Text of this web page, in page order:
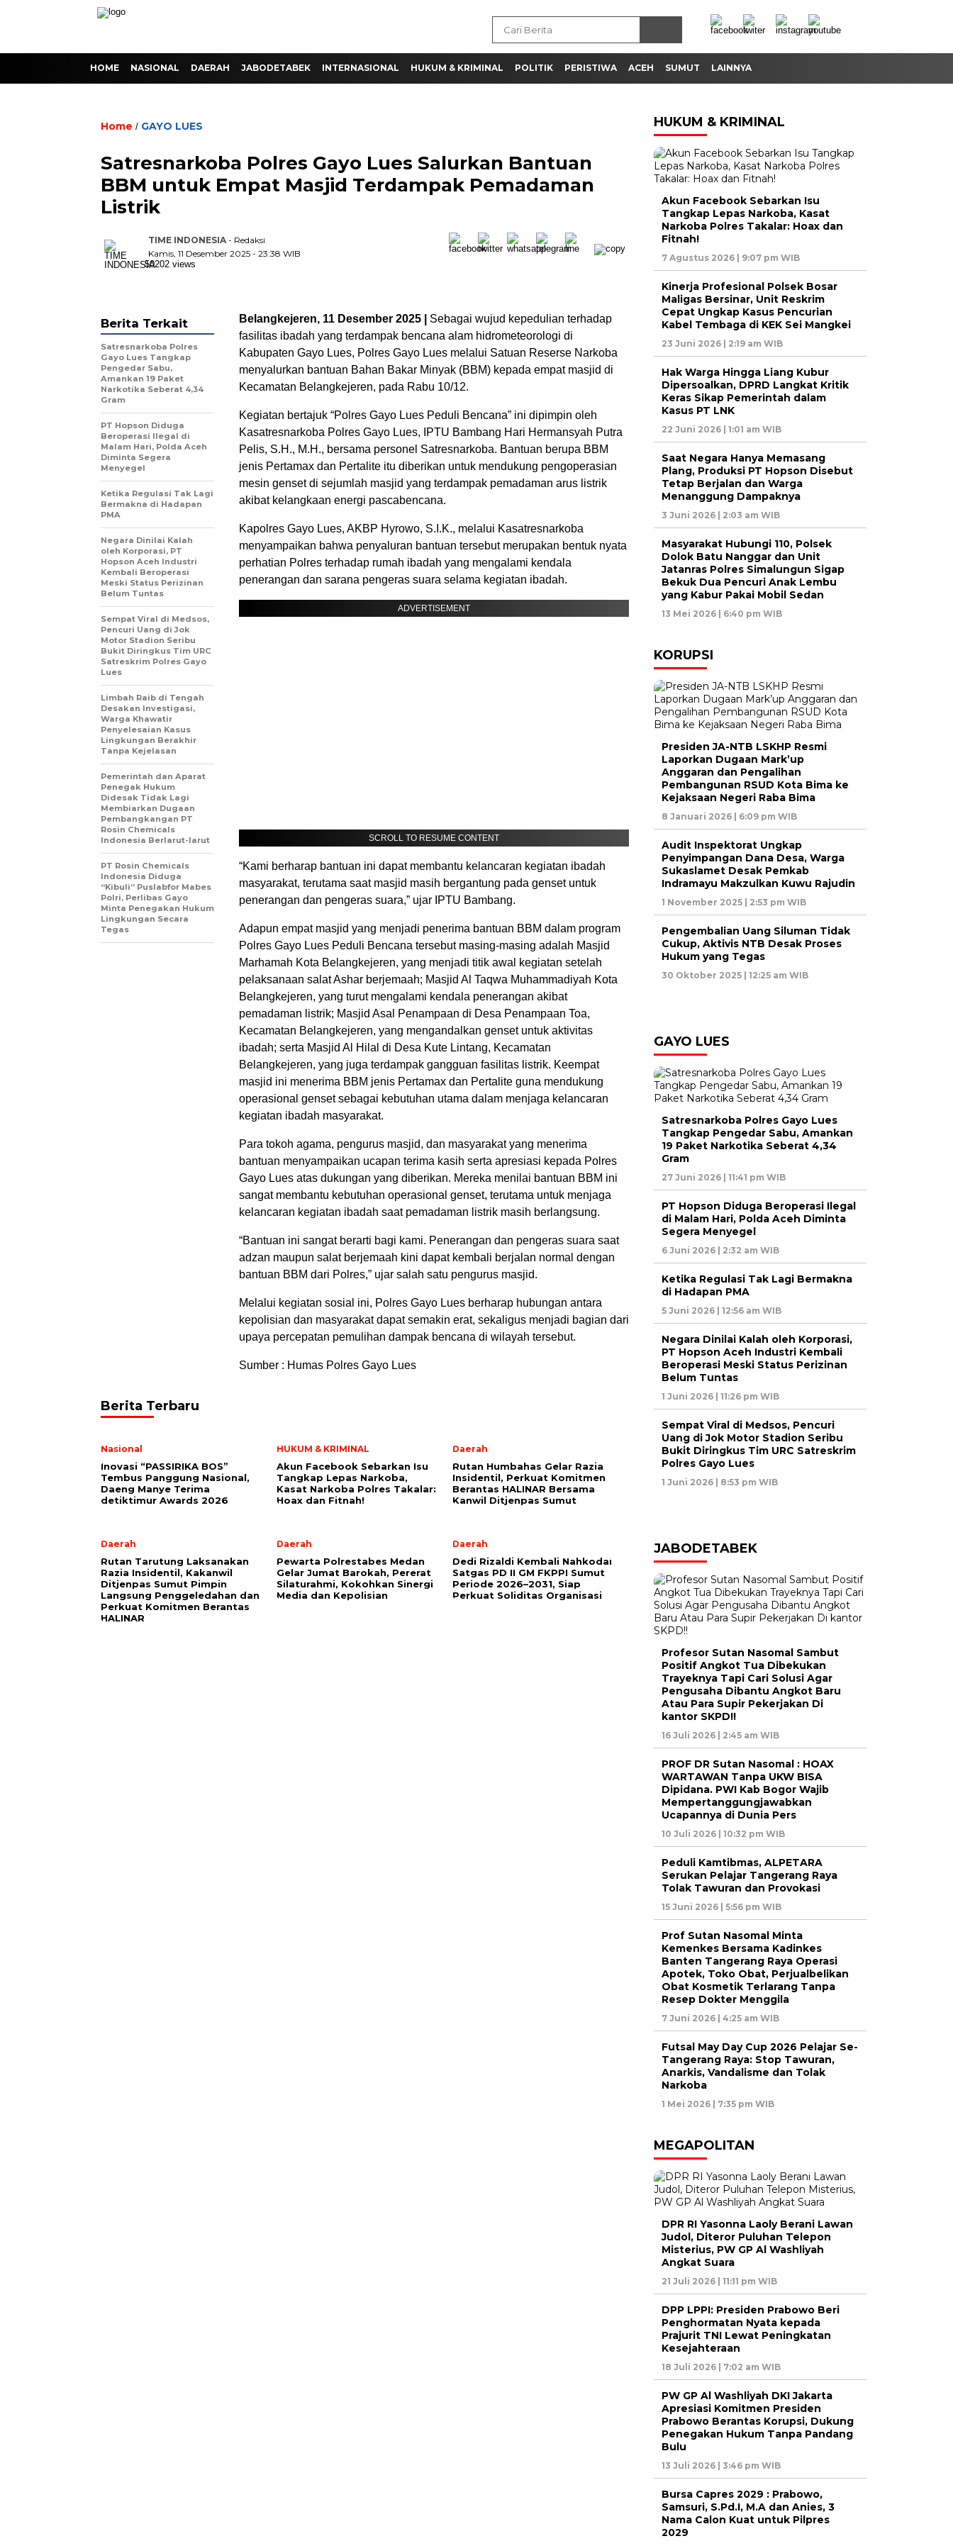
HOME NASIONAL DAERAH JABODETABEK INTERNASIONAL HUKUM & KRIMINAL POLITIK PERISTIWA ACEH SUMUT LAINNYA
Home / GAYO LUES
Satresnarkoba Polres Gayo Lues Salurkan Bantuan
BBM untuk Empat Masjid Terdampak Pemadaman
Listrik
TIME INDONESIA - Redaksi
Kamis, 11 Desember 2025 - 23:38 WIB
50202 views
Belangkejeren, 11 Desember 2025 | Sebagai wujud kepedulian terhadap
fasilitas ibadah yang terdampak bencana alam hidrometeorologi di
Kabupaten Gayo Lues, Polres Gayo Lues melalui Satuan Reserse Narkoba
menyalurkan bantuan Bahan Bakar Minyak (BBM) kepada empat masjid di
Kecamatan Belangkejeren, pada Rabu 10/12.
Kegiatan bertajuk “Polres Gayo Lues Peduli Bencana” ini dipimpin oleh
Kasatresnarkoba Polres Gayo Lues, IPTU Bambang Hari Hermansyah Putra
Pelis, S.H., M.H., bersama personel Satresnarkoba. Bantuan berupa BBM
jenis Pertamax dan Pertalite itu diberikan untuk mendukung pengoperasian
mesin genset di sejumlah masjid yang terdampak pemadaman arus listrik
akibat kelangkaan energi pascabencana.
Kapolres Gayo Lues, AKBP Hyrowo, S.I.K., melalui Kasatresnarkoba
menyampaikan bahwa penyaluran bantuan tersebut merupakan bentuk nyata
perhatian Polres terhadap rumah ibadah yang mengalami kendala
penerangan dan sarana pengeras suara selama kegiatan ibadah.
ADVERTISEMENT
SCROLL TO RESUME CONTENT
“Kami berharap bantuan ini dapat membantu kelancaran kegiatan ibadah
masyarakat, terutama saat masjid masih bergantung pada genset untuk
penerangan dan pengeras suara,” ujar IPTU Bambang.
Adapun empat masjid yang menjadi penerima bantuan BBM dalam program
Polres Gayo Lues Peduli Bencana tersebut masing-masing adalah Masjid
Marhamah Kota Belangkejeren, yang menjadi titik awal kegiatan setelah
pelaksanaan salat Ashar berjemaah; Masjid Al Taqwa Muhammadiyah Kota
Belangkejeren, yang turut mengalami kendala penerangan akibat
pemadaman listrik; Masjid Asal Penampaan di Desa Penampaan Toa,
Kecamatan Belangkejeren, yang mengandalkan genset untuk aktivitas
ibadah; serta Masjid Al Hilal di Desa Kute Lintang, Kecamatan
Belangkejeren, yang juga terdampak gangguan fasilitas listrik. Keempat
masjid ini menerima BBM jenis Pertamax dan Pertalite guna mendukung
operasional genset sebagai kebutuhan utama dalam menjaga kelancaran
kegiatan ibadah masyarakat.
Para tokoh agama, pengurus masjid, dan masyarakat yang menerima
bantuan menyampaikan ucapan terima kasih serta apresiasi kepada Polres
Gayo Lues atas dukungan yang diberikan. Mereka menilai bantuan BBM ini
sangat membantu kebutuhan operasional genset, terutama untuk menjaga
kelancaran kegiatan ibadah saat pemadaman listrik masih berlangsung.
“Bantuan ini sangat berarti bagi kami. Penerangan dan pengeras suara saat
adzan maupun salat berjemaah kini dapat kembali berjalan normal dengan
bantuan BBM dari Polres,” ujar salah satu pengurus masjid.
Melalui kegiatan sosial ini, Polres Gayo Lues berharap hubungan antara
kepolisian dan masyarakat dapat semakin erat, sekaligus menjadi bagian dari
upaya percepatan pemulihan dampak bencana di wilayah tersebut.
Sumber : Humas Polres Gayo Lues
Berita Terkait
Satresnarkoba Polres
Gayo Lues Tangkap
Pengedar Sabu,
Amankan 19 Paket
Narkotika Seberat 4,34
Gram
PT Hopson Diduga
Beroperasi Ilegal di
Malam Hari, Polda Aceh
Diminta Segera
Menyegel
Ketika Regulasi Tak Lagi
Bermakna di Hadapan
PMA
Negara Dinilai Kalah
oleh Korporasi, PT
Hopson Aceh Industri
Kembali Beroperasi
Meski Status Perizinan
Belum Tuntas
Sempat Viral di Medsos,
Pencuri Uang di Jok
Motor Stadion Seribu
Bukit Diringkus Tim URC
Satreskrim Polres Gayo
Lues
Limbah Raib di Tengah
Desakan Investigasi,
Warga Khawatir
Penyelesaian Kasus
Lingkungan Berakhir
Tanpa Kejelasan
Pemerintah dan Aparat
Penegak Hukum
Didesak Tidak Lagi
Membiarkan Dugaan
Pembangkangan PT
Rosin Chemicals
Indonesia Berlarut-larut
PT Rosin Chemicals
Indonesia Diduga
“Kibuli” Puslabfor Mabes
Polri, Perlibas Gayo
Minta Penegakan Hukum
Lingkungan Secara
Tegas
Berita Terbaru
Nasional
Inovasi “PASSIRIKA BOS”
Tembus Panggung Nasional,
Daeng Manye Terima
detiktimur Awards 2026
HUKUM & KRIMINAL
Akun Facebook Sebarkan Isu
Tangkap Lepas Narkoba,
Kasat Narkoba Polres Takalar:
Hoax dan Fitnah!
Daerah
Rutan Humbahas Gelar Razia
Insidentil, Perkuat Komitmen
Berantas HALINAR Bersama
Kanwil Ditjenpas Sumut
Daerah
Rutan Tarutung Laksanakan
Razia Insidentil, Kakanwil
Ditjenpas Sumut Pimpin
Langsung Penggeledahan dan
Perkuat Komitmen Berantas
HALINAR
Daerah
Pewarta Polrestabes Medan
Gelar Jumat Barokah, Pererat
Silaturahmi, Kokohkan Sinergi
Media dan Kepolisian
Daerah
Dedi Rizaldi Kembali Nahkodai
Satgas PD II GM FKPPI Sumut
Periode 2026–2031, Siap
Perkuat Soliditas Organisasi
HUKUM & KRIMINAL
Akun Facebook Sebarkan Isu
Tangkap Lepas Narkoba, Kasat
Narkoba Polres Takalar: Hoax dan
Fitnah!
7 Agustus 2026 | 9:07 pm WIB
Kinerja Profesional Polsek Bosar
Maligas Bersinar, Unit Reskrim
Cepat Ungkap Kasus Pencurian
Kabel Tembaga di KEK Sei Mangkei
23 Juni 2026 | 2:19 am WIB
Hak Warga Hingga Liang Kubur
Dipersoalkan, DPRD Langkat Kritik
Keras Sikap Pemerintah dalam
Kasus PT LNK
22 Juni 2026 | 1:01 am WIB
Saat Negara Hanya Memasang
Plang, Produksi PT Hopson Disebut
Tetap Berjalan dan Warga
Menanggung Dampaknya
3 Juni 2026 | 2:03 am WIB
Masyarakat Hubungi 110, Polsek
Dolok Batu Nanggar dan Unit
Jatanras Polres Simalungun Sigap
Bekuk Dua Pencuri Anak Lembu
yang Kabur Pakai Mobil Sedan
13 Mei 2026 | 6:40 pm WIB
KORUPSI
Presiden JA-NTB LSKHP Resmi
Laporkan Dugaan Mark’up
Anggaran dan Pengalihan
Pembangunan RSUD Kota Bima ke
Kejaksaan Negeri Raba Bima
8 Januari 2026 | 6:09 pm WIB
Audit Inspektorat Ungkap
Penyimpangan Dana Desa, Warga
Sukaslamet Desak Pemkab
Indramayu Makzulkan Kuwu Rajudin
1 November 2025 | 2:53 pm WIB
Pengembalian Uang Siluman Tidak
Cukup, Aktivis NTB Desak Proses
Hukum yang Tegas
30 Oktober 2025 | 12:25 am WIB
GAYO LUES
Satresnarkoba Polres Gayo Lues
Tangkap Pengedar Sabu, Amankan
19 Paket Narkotika Seberat 4,34
Gram
27 Juni 2026 | 11:41 pm WIB
PT Hopson Diduga Beroperasi Ilegal
di Malam Hari, Polda Aceh Diminta
Segera Menyegel
6 Juni 2026 | 2:32 am WIB
Ketika Regulasi Tak Lagi Bermakna
di Hadapan PMA
5 Juni 2026 | 12:56 am WIB
Negara Dinilai Kalah oleh Korporasi,
PT Hopson Aceh Industri Kembali
Beroperasi Meski Status Perizinan
Belum Tuntas
1 Juni 2026 | 11:26 pm WIB
Sempat Viral di Medsos, Pencuri
Uang di Jok Motor Stadion Seribu
Bukit Diringkus Tim URC Satreskrim
Polres Gayo Lues
1 Juni 2026 | 8:53 pm WIB
JABODETABEK
Profesor Sutan Nasomal Sambut
Positif Angkot Tua Dibekukan
Trayeknya Tapi Cari Solusi Agar
Pengusaha Dibantu Angkot Baru
Atau Para Supir Pekerjakan Di
kantor SKPD!!
16 Juli 2026 | 2:45 am WIB
PROF DR Sutan Nasomal : HOAX
WARTAWAN Tanpa UKW BISA
Dipidana. PWI Kab Bogor Wajib
Mempertanggungjawabkan
Ucapannya di Dunia Pers
10 Juli 2026 | 10:32 pm WIB
Peduli Kamtibmas, ALPETARA
Serukan Pelajar Tangerang Raya
Tolak Tawuran dan Provokasi
15 Juni 2026 | 5:56 pm WIB
Prof Sutan Nasomal Minta
Kemenkes Bersama Kadinkes
Banten Tangerang Raya Operasi
Apotek, Toko Obat, Perjualbelikan
Obat Kosmetik Terlarang Tanpa
Resep Dokter Menggila
7 Juni 2026 | 4:25 am WIB
Futsal May Day Cup 2026 Pelajar Se-
Tangerang Raya: Stop Tawuran,
Anarkis, Vandalisme dan Tolak
Narkoba
1 Mei 2026 | 7:35 pm WIB
MEGAPOLITAN
DPR RI Yasonna Laoly Berani Lawan
Judol, Diteror Puluhan Telepon
Misterius, PW GP Al Washliyah
Angkat Suara
21 Juli 2026 | 11:11 pm WIB
DPP LPPI: Presiden Prabowo Beri
Penghormatan Nyata kepada
Prajurit TNI Lewat Peningkatan
Kesejahteraan
18 Juli 2026 | 7:02 am WIB
PW GP Al Washliyah DKI Jakarta
Apresiasi Komitmen Presiden
Prabowo Berantas Korupsi, Dukung
Penegakan Hukum Tanpa Pandang
Bulu
13 Juli 2026 | 3:46 pm WIB
Bursa Capres 2029 : Prabowo,
Samsuri, S.Pd.I, M.A dan Anies, 3
Nama Calon Kuat untuk Pilpres
2029